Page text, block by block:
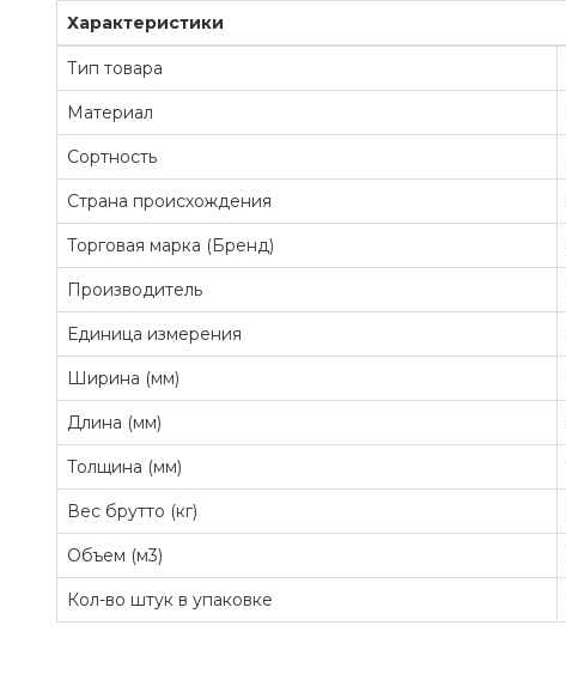
Характеристики
Тип товара
Материал
Сортность
Страна происхождения
Торговая марка (Бренд)
Производитель
Единица измерения
Ширина (мм)
Длина (мм)
Толщина (мм)
Вес брутто (кг)
Объем (м3)
Кол-во штук в упаковке